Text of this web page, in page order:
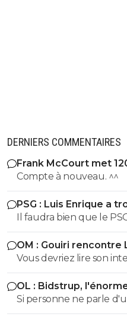
DERNIERS COMMENTAIRES
Frank McCourt met
Compte à nouveau. ^^
PSG : Luis Enrique a
Il faudra bien que le
Hakimi... vu qu'il risque
durant cette saison.
OM : Gouiri rencontre
Vous devriez lire son
l'OM et n'a pas
OL : Bidstrup,
parler
Si personne ne parle
problème. ^^